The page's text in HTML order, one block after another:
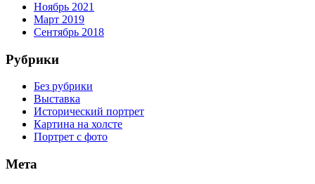
Ноябрь 2021
Март 2019
Сентябрь 2018
Рубрики
Без рубрики
Выставка
Исторический портрет
Картина на холсте
Портрет с фото
Мета